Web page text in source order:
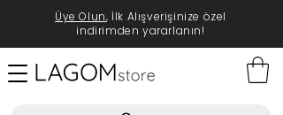
Üye Olun, İlk Alışverişinize özel
indirimden yararlanın!